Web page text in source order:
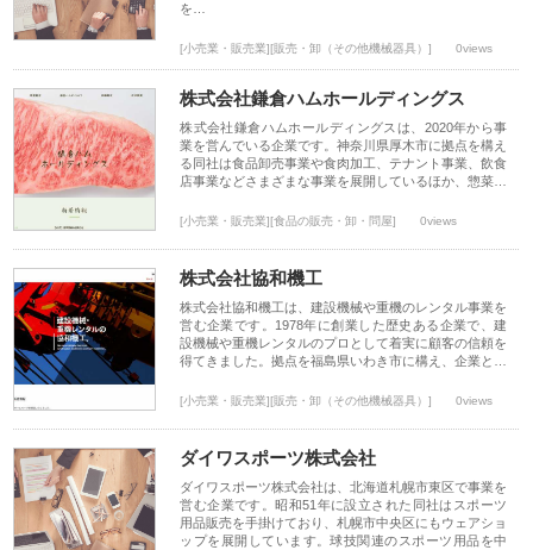
を…
[小売業・販売業][販売・卸（その他機械器具）] 0views
株式会社鎌倉ハムホールディングス
株式会社鎌倉ハムホールディングスは、2020年から事
業を営んでいる企業です。神奈川県厚木市に拠点を構え
る同社は食品卸売事業や食肉加工、テナント事業、飲食
店事業などさまざまな事業を展開しているほか、惣菜…
[小売業・販売業][食品の販売・卸・問屋] 0views
株式会社協和機工
株式会社協和機工は、建設機械や重機のレンタル事業を
営む企業です。1978年に創業した歴史ある企業で、建
設機械や重機レンタルのプロとして着実に顧客の信頼を
得てきました。拠点を福島県いわき市に構え、企業と…
[小売業・販売業][販売・卸（その他機械器具）] 0views
ダイワスポーツ株式会社
ダイワスポーツ株式会社は、北海道札幌市東区で事業を
営む企業です。昭和51年に設立された同社はスポーツ
用品販売を手掛けており、札幌市中央区にもウェアショ
ップを展開しています。球技関連のスポーツ用品を中